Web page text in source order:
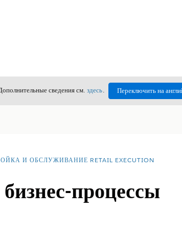
сведения см. здесь. Переключить на
И ОБСЛУЖИВАНИЕ RETAIL EXECUTION
процессы